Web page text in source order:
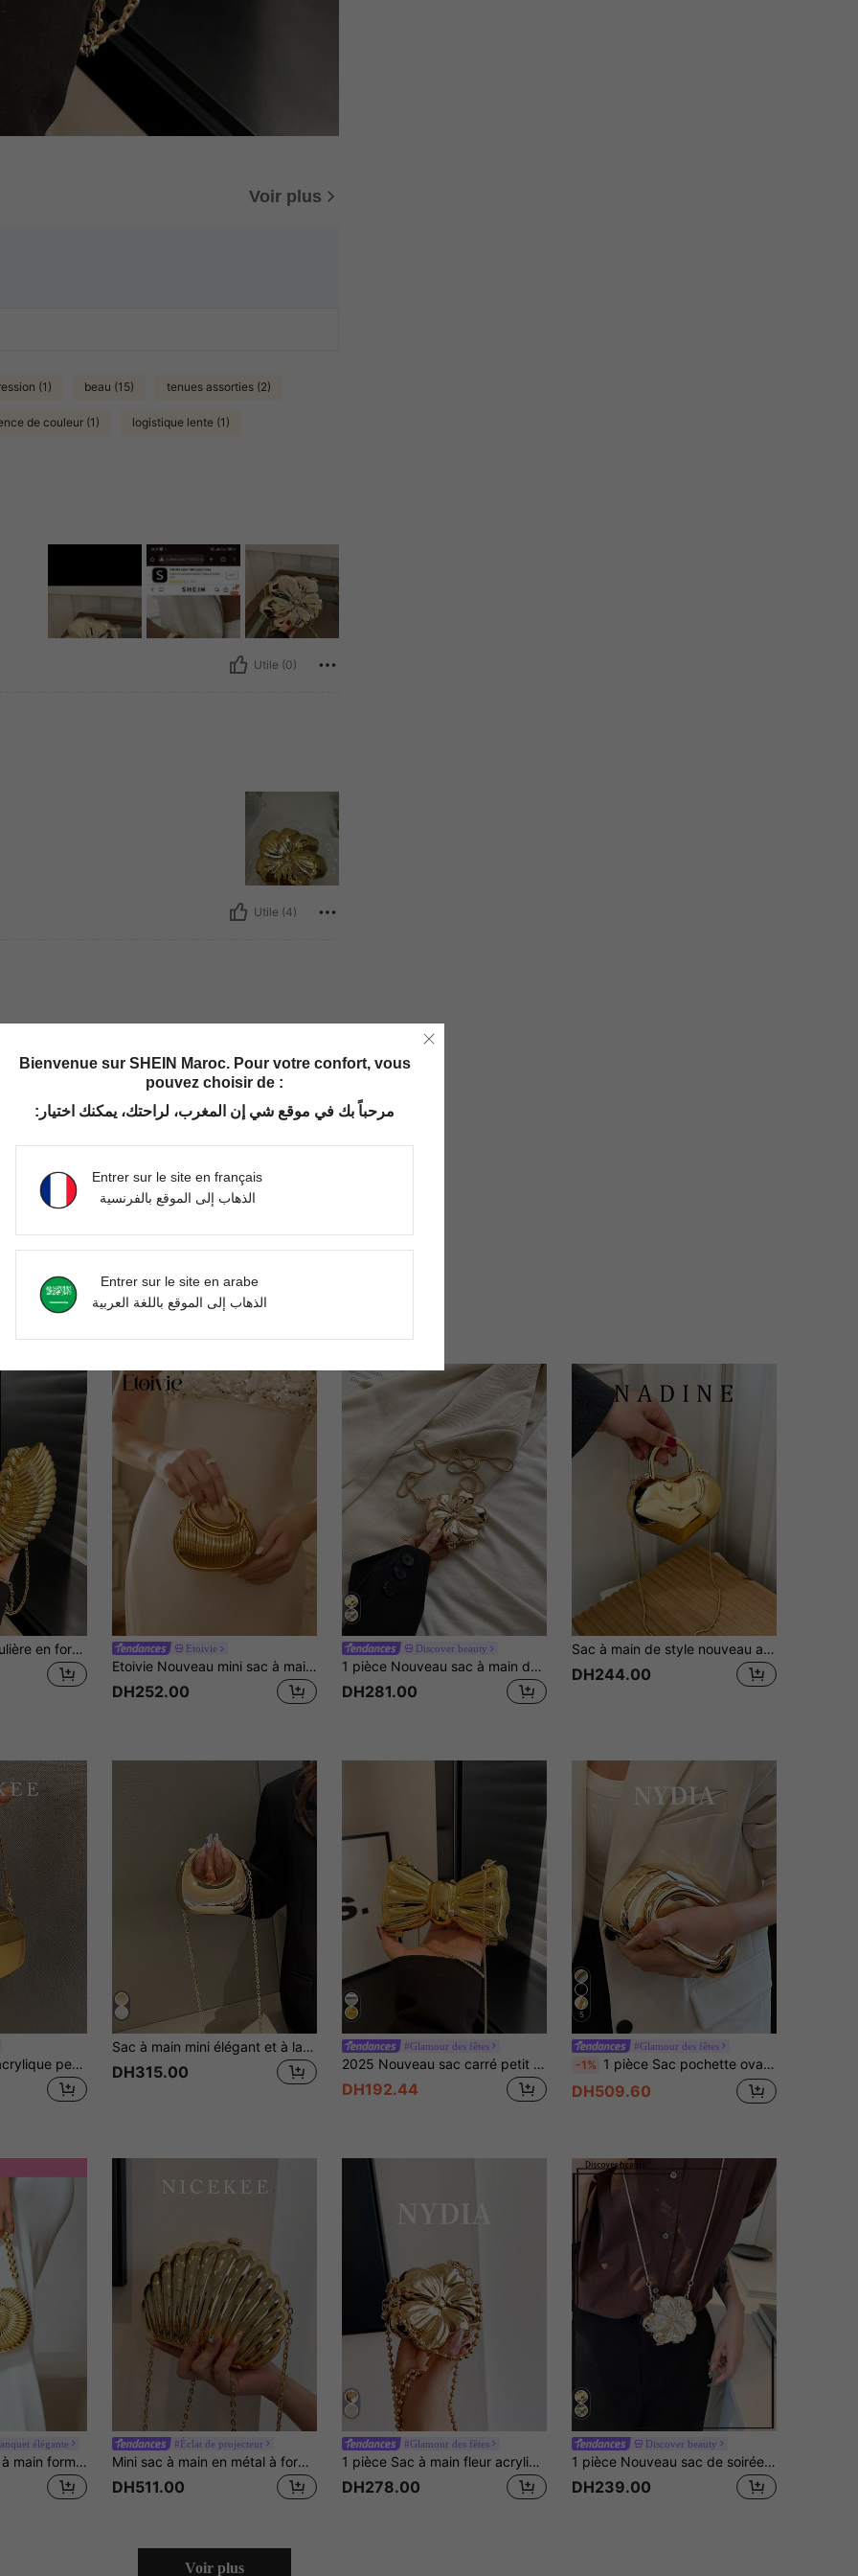
Voir plus
(1) beau (15) tenues assorties (2)
de couleur (1) logistique lente (1)
Utile (0)
Utile (4)
2025 Sac à bandoulière en forme de coquillage doré détachable, trousse à rouge à lèvres à la mode, sac à bandoulière élégant convenant pour les sorties du soir Etoivie
Etoivie Nouveau mini sac à main en acrylique, pochette de mode, sac de soirée en forme de croissant de lune personnalisé avec sangle amovible
DH252.00
Discover beauty
1 pièce Nouveau sac à main de soirée mini fleur en forme de paillettes métalliques électroplaquées, sac accessoire mode avec chaîne, porte-monnaie élégant, étui à rouge à lèvres, pochette pour écouteurs, cadeau pour femmes, convient pour la Saint-Valentin, les fêtes, les robes de mariée, à utiliser comme sac à l'épaule/sac bandoulière
DH281.00
Sac à main de style nouveau avec chaîne miroir de haute qualité, mini sac à bandoulière en forme de cœur, sac bandoulière pour femmes
DH244.00
Sac carré mini en acrylique personnalisé classique, sac bandoulière élégant et polyvalent au tempérament chic, design de niche exquis pour rouge à lèvres et pièces
Sac à main mini élégant et à la mode, nouveau sac isotherme multifonction en acrylique pour femmes, sac bandoulière de mode haut de gamme
DH315.00
#Glamour des fêtes
2025 Nouveau sac carré petit pour femmes avec nœud et chaîne Yuansu Feng, style minimaliste pour l'épaule et en bandoulière, collection Printemps/Été
DH192.44
5
#Glamour des fêtes
-1% 1 pièce Sac pochette ovale en PU avec style minimaliste rétro élégant, décoration en métal doré en forme de vague, fine bandoulière chaîne dorée, sac de soirée mini de luxe vintage #Sac pochette ovale en PU mat marron foncé #Sac à main avec décoration en métal doré en forme de vague #Sac bandoulière avec fine chaîne dorée
DH509.60
élégante
CUCCOO SZL Sac à main forme de conque dorée 2025, bandoulière amovible, pochette à rouge à lèvres à la mode, sac à bandoulière élégant et , convient pour les sorties du soir
#Éclat de projecteur
Mini sac à main en métal à forme de coquille avec effet laser, sac à bandoulière et sac à bandoulière rétro Y2K en métal, convient pour les dîners de gala, les sorties, les rendez-vous, les achats et autres occasions pour femmes. Portefeuille élégant en forme de coquille, parfait pour les fêtes, les mariages, les dîners de gala et les banquets, peut être assorti à une robe de mariée, une robe de soirée, une robe de bal et une tenue d'anniversaire.
DH511.00
#Glamour des fêtes
1 pièce Sac à main fleur acrylique de haute qualité avec chaîne, sac à bandoulière, pochette de soirée
DH278.00
Discover beauty
1 pièce Nouveau sac de soirée mini métallique électroplaqué avec chaîne, décoré de fleurs et de poissons rouges en forme de glitter. Portefeuille cosmétique élégant et pour le maquillage. Accessoire raffiné à offrir aux femmes, convenant pour la Saint-Valentin, un mariage ou un rendez-vous.
DH239.00
Voir plus
Bienvenue sur SHEIN Maroc. Pour votre confort, vous
pouvez choisir de :
مرحباً بك في موقع شي إن المغرب، لراحتك، يمكنك اختيار:
Entrer sur le site en français
الذهاب إلى الموقع بالفرنسية
Entrer sur le site en arabe
الذهاب إلى الموقع باللغة العربية